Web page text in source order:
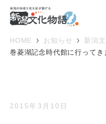
HOME お知らせ
新潟
巻菱湖記念時代館に行ってき
2015年3月10日